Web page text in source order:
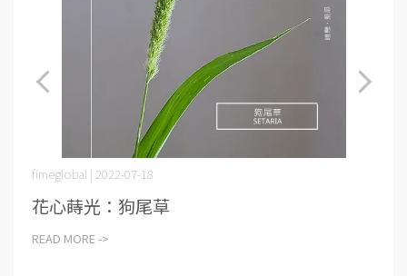
fimeglobal | 2022-07-18
花心蒔光：狗尾草
READ MORE ->